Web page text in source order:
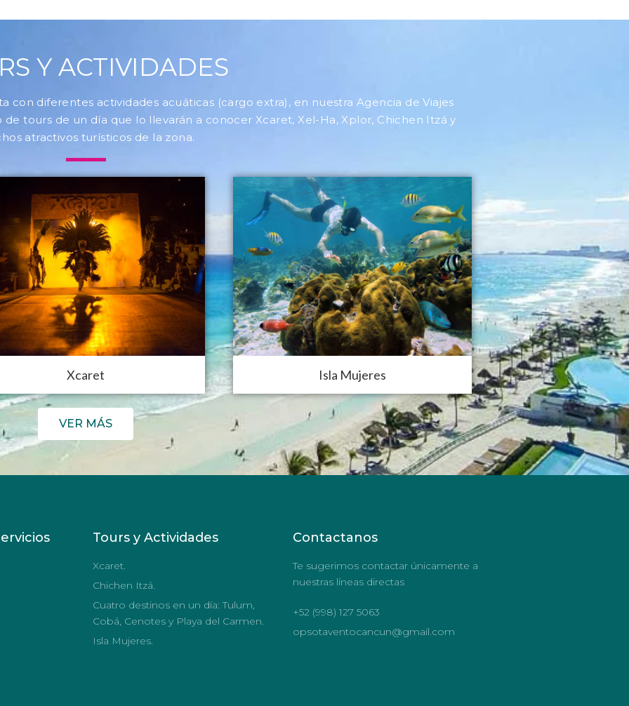
Y ACTIVIDADES
diferentes actividades acuáticas (cargo extra), en nuestra Agencia de Viajes
tours de un día que lo llevarán a conocer Xcaret, Xel-Ha, Xplor, Chichen Itzá y
atractivos turísticos de la zona.
Xcaret Isla Mujeres
VER MÁS
Tours y Actividades
Xcaret.
Chichen Itzá.
Cuatro destinos en un día: Tulum,
Cobá, Cenotes y Playa del Carmen.
Isla Mujeres.
Contactanos
Te sugerimos contactar únicamente a
nuestras líneas directas
+52 (998) 127 5063
opsotaventocancun@gmail.com